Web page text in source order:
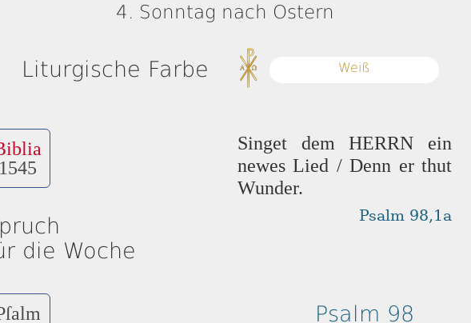
4. Sonntag nach Ostern
Liturgische Farbe Weiß
1545
die Woche
Singet dem HERRN ein
newes Lied / Denn er thut
Wunder.
Psalm 98,1a
Psalm 98